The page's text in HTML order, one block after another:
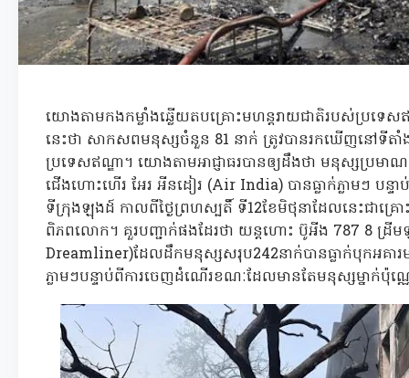
យោងតាមកងកម្លាំងឆ្លើយតបគ្រោះមហន្តរាយជាតិរបស់ប្រទេស
នេះថា សាកសពមនុស្សចំនួន 81 នាក់ ត្រូវបានរកឃើញនៅទីតាំ
ប្រទេសឥណ្ឌា។ យោងតាមអាជ្ញាធរបានឲ្យដឹងថា មនុស្សប្រម
ជើងហោះហើរ អែរ អីនដៀរ (Air India) បានធ្លាក់ភ្លាមៗ បន្
ទីក្រុងឡុងដ៍ កាលពីថ្ងៃព្រហស្បតិ៍ ទី12ខែមិថុនាដែលនេះជាគ្
ពិភពលោក។ គួរបញ្ជាក់ផងដែរថា យន្តហោះ ប៊ូអីង 787 8 ដ្
Dreamliner)ដែលដឹកមនុស្សសរុប242នាក់បានធ្លាក់បុកអគារ
ភ្លាមៗបន្ទាប់ពីការចេញដំណើរខណៈដែលមានតែមនុស្សម្នាក់ប៉ុណ្